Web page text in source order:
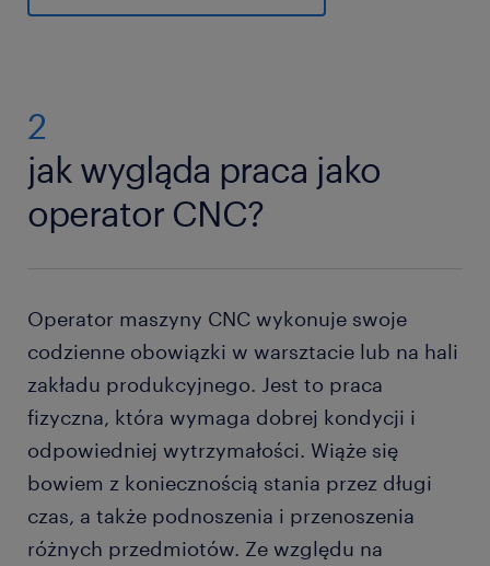
2
jak wygląda praca jako
operator CNC?
Operator maszyny CNC wykonuje swoje
codzienne obowiązki w warsztacie lub na hali
zakładu produkcyjnego. Jest to praca
fizyczna, która wymaga dobrej kondycji i
odpowiedniej wytrzymałości. Wiąże się
bowiem z koniecznością stania przez długi
czas, a także podnoszenia i przenoszenia
różnych przedmiotów. Ze względu na